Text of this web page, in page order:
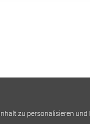
zu personalisieren